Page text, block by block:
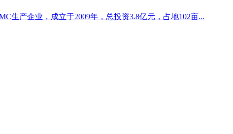
生产企业，成立于2009年，总投资3.8亿元，占地102亩...